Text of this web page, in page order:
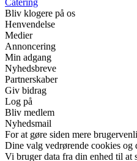
Bliv klogere på os
Henvendelse
Medier
Annoncering
Min adgang
Nyhedsbreve
Partnerskaber
Giv bidrag
Log på
Bliv medlem
Nyhedsmail
For at gøre siden mere
Dine valg vedrørende cookies og
Vi bruger data fra din enhed til at